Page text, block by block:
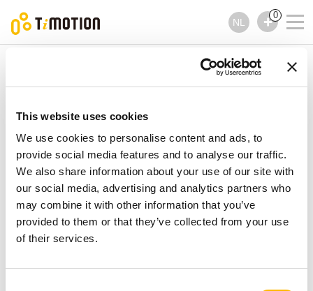
This website uses cookies
We use cookies to personalise content and ads, to
provide social media features and to analyse our traffic.
We also share information about your use of our site with
our social media, advertising and analytics partners who
may combine it with other information that you’ve
provided to them or that they’ve collected from your use
of their services.
NL
0
TMH11 Series
TMH11 Series
Handbedieningen